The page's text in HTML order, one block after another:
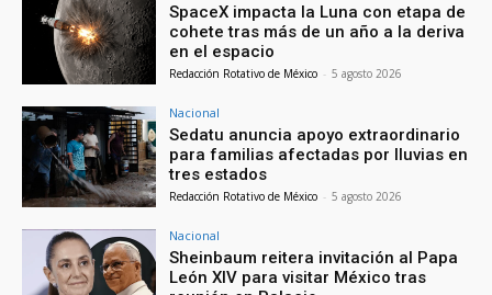
SpaceX impacta la Luna con etapa de
cohete tras más de un año a la deriva
en el espacio
Redacción Rotativo de México - 5 agosto 2026
Nacional
Sedatu anuncia apoyo extraordinario
para familias afectadas por lluvias en
tres estados
Redacción Rotativo de México - 5 agosto 2026
Nacional
Sheinbaum reitera invitación al Papa
León XIV para visitar México tras